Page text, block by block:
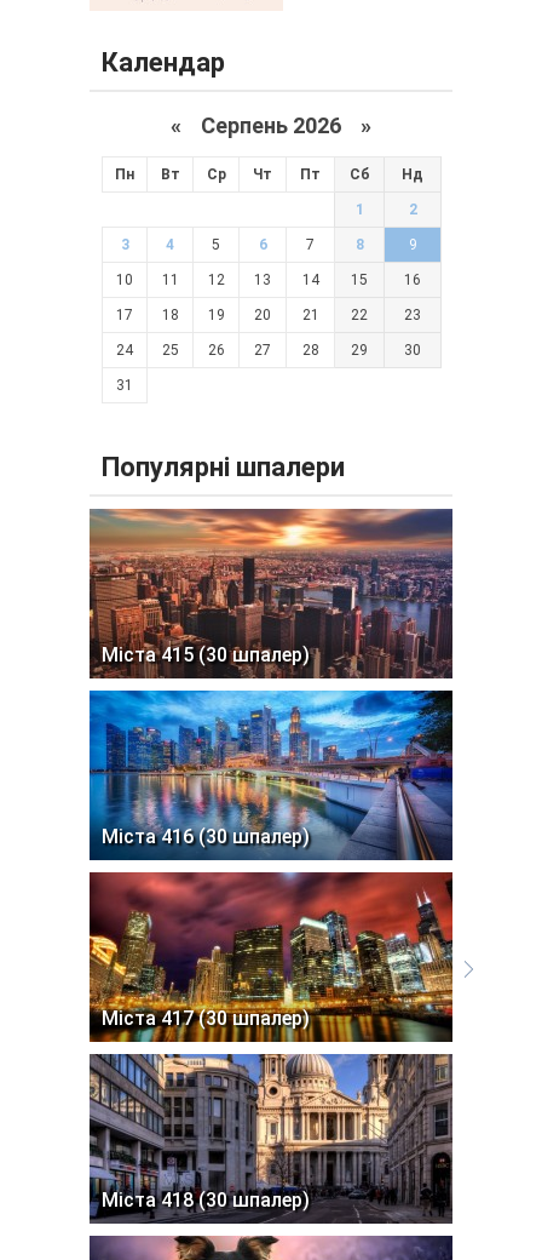
Календар
« Серпень 2026 »
Пн Вт Ср Чт Пт Сб Нд
1 2
3 4 5 6 7 8 9
10 11 12 13 14 15 16
17 18 19 20 21 22 23
24 25 26 27 28 29 30
31
Популярні шпалери
Міста 415 (30 шпалер)
Міста 416 (30 шпалер)
Міста 417 (30 шпалер)
Міста 418 (30 шпалер)